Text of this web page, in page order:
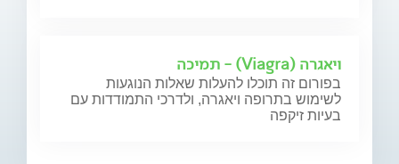
ויאגרה (Viagra) - תמיכה
בפורום זה תוכלו להעלות שאלות הנוגעות
לשימוש בתרופה ויאגרה, ולדרכי התמודדות עם
בעיות זיקפה